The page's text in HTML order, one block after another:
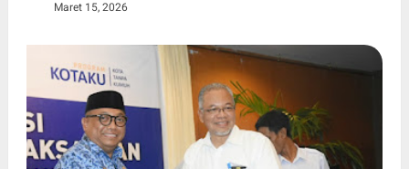
Maret 15, 2026